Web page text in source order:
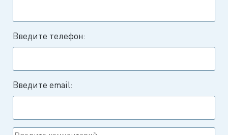
Введите телефон:
Введите email: